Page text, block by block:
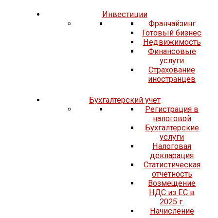
Инвестиции
Франчайзинг
Готовый бизнес
Недвижимость
Финансовые
услуги
Страхование
иностранцев
Бухгалтерский учет
Регистрация в
налоговой
Бухгалтерские
услуги
Налоговая
декларация
Статистическая
отчетность
Возмещение
НДС из ЕС в
2025 г.
Начисление